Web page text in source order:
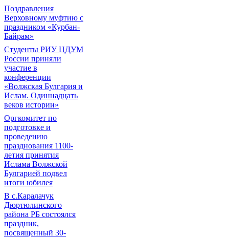
Поздравления
Верховному муфтию с
праздником «Курбан-
Байрам»
Студенты РИУ ЦДУМ
России приняли
участие в
конференции
«Волжская Булгария и
Ислам. Одиннадцать
веков истории»
Оргкомитет по
подготовке и
проведению
празднования 1100-
летия принятия
Ислама Волжской
Булгарией подвел
итоги юбилея
В с.Каралачук
Дюртюлинского
района РБ состоялся
праздник,
посвященный 30-